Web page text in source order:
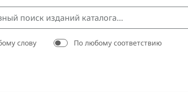
слову По любому соответствию